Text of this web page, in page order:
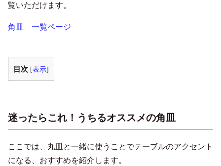
覧いただけます。
角皿 一覧ページ
目次 [表示]
迷ったらこれ！うちるオススメの角皿
ここでは、丸皿と一緒に使うことでテーブルのアクセント
になる、おすすめを紹介します。